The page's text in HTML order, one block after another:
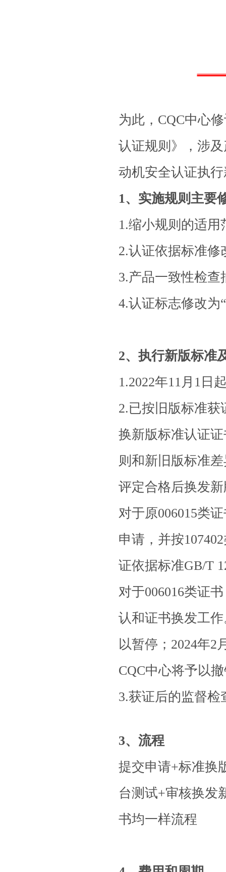
为此， CQC中心
认证规则》，涉
动机安全认证执
1、 实施规则主要
1.缩小规则的适用
2.认证依据标准修
3.产品一致性检查
4.认证标志修改为
2、执行新版标准
1.2022年11月 1 日
2.已按旧版标准
换新版标准认证
则和新旧版标准
评定合格后换发
对于原006015类
申请，并按107402
证依据标准GB/T
对于006016类证
认和证书换发工
以暂停； 2024年2
CQC中心将予以
3.获证后的监督
3、流程
提交申请+标准换
台测试+审核换发
书均一样流程